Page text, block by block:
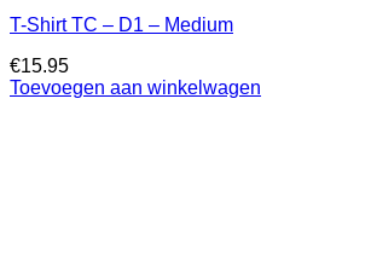
T-Shirt TC – D1 – Medium
€15.95
Toevoegen aan winkelwagen